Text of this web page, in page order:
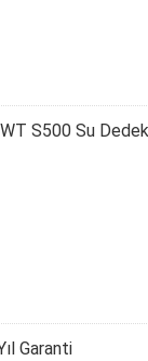
S500 Su
Garanti